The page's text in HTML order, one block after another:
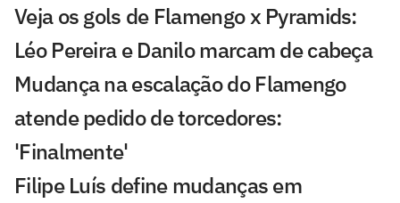
Veja os gols de Flamengo x Pyramids:
Léo Pereira e Danilo marcam de cabeça
Mudança na escalação do Flamengo
atende pedido de torcedores:
'Finalmente'
Filipe Luís define mudanças em